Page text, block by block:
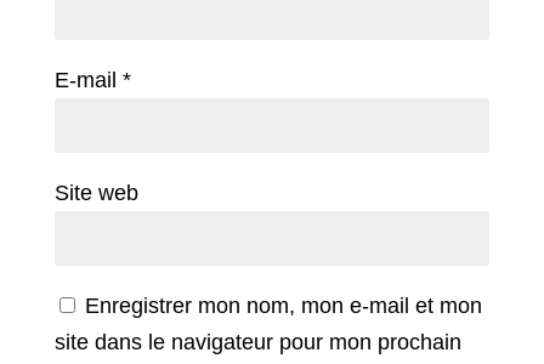
E-mail *
Site web
Enregistrer mon nom, mon e-mail et mon
site dans le navigateur pour mon prochain